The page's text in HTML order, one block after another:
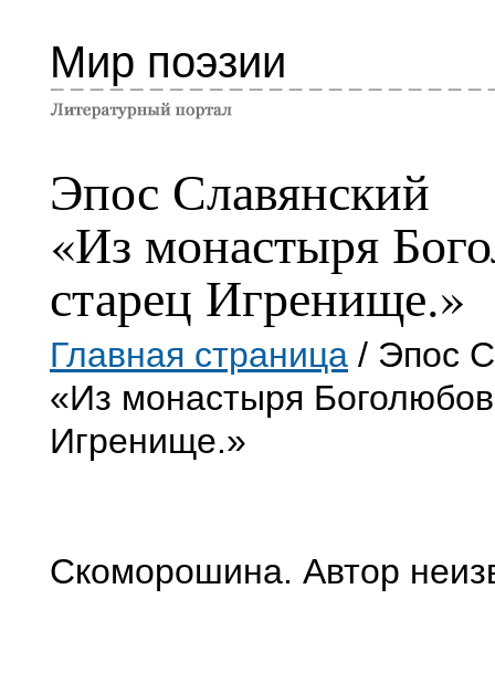
Мир поэзии
Эпос Славянский
«Из монастыря
старец Игренище.»
Главная страница / Эпос
«Из монастыря
Игренище.»
Скоморошина. Автор